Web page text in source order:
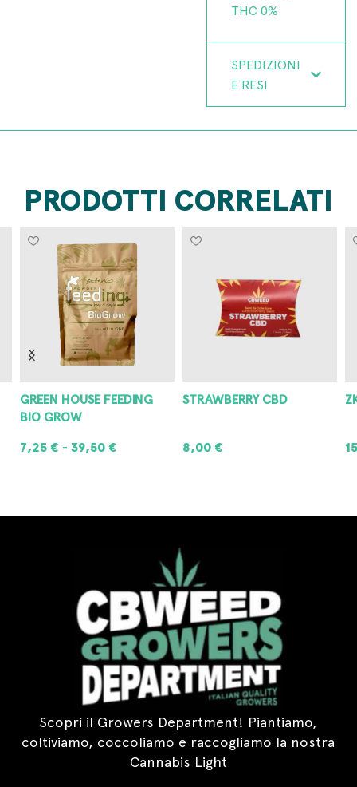
THC 0%
SPEDIZIONI
E RESI
PRODOTTI CORRELATI
GREEN HOUSE FEEDING
BIO GROW
7,25€ - 39,50€
STRAWBERRY CBD
8,00€
Scopri il Growers Department! Piantiamo,
coltiviamo, coccoliamo e raccogliamo la nostra
Cannabis Light